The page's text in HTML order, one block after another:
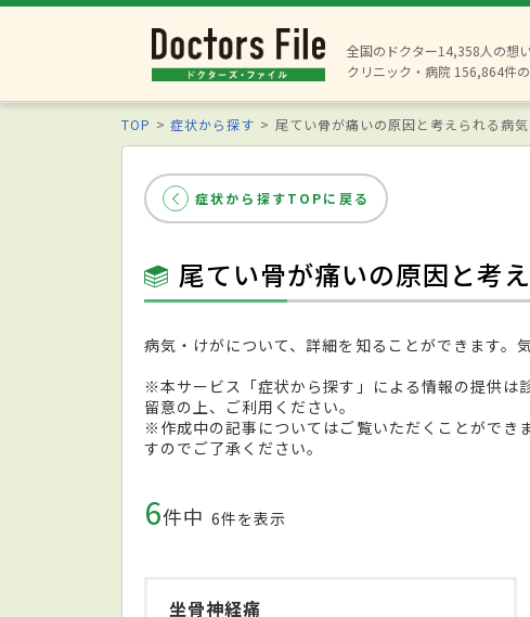
全国のドクター14,358人の想
クリニック・病院 156,864件
TOP 症状から探す 尾てい骨が痛いの原因と考えられる病
症状から探すTOPに戻る
尾てい骨が痛いの原因と考
病気・けがについて、詳細を知ることができます。
※本サービス「症状から探す」による情報の提供は
留意の上、ご利用ください。
※作成中の記事についてはご覧いただくことができ
すのでご了承ください。
6件中 6件を表示
坐骨神経痛